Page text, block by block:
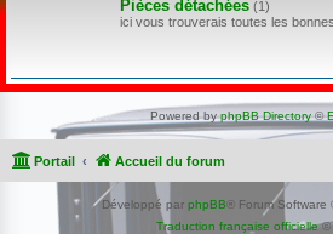
Pièces détachées (1)
ici vous trouverais toutes les
Powered by phpBB Directory©
Portail Accueil du forum
Développé parphpBB ® Forum Software
Traduction française officielle©